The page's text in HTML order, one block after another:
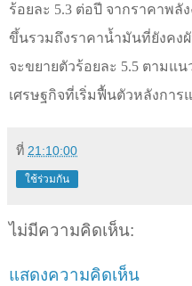
ร้อยละ 5.3 ต่อปี จากราคาพลั
ขึ้นรวมถึงราคาน้ำมันที่ยังคง
จะขยายตัวร้อยละ 5.5 ตามแ
เศรษฐกิจที่เริ่มฟื้นตัวหลังการ
ที่ 21:10:00
ใช้ร่วมกัน
ไม่มีความคิดเห็น:
แสดงความคิดเห็น